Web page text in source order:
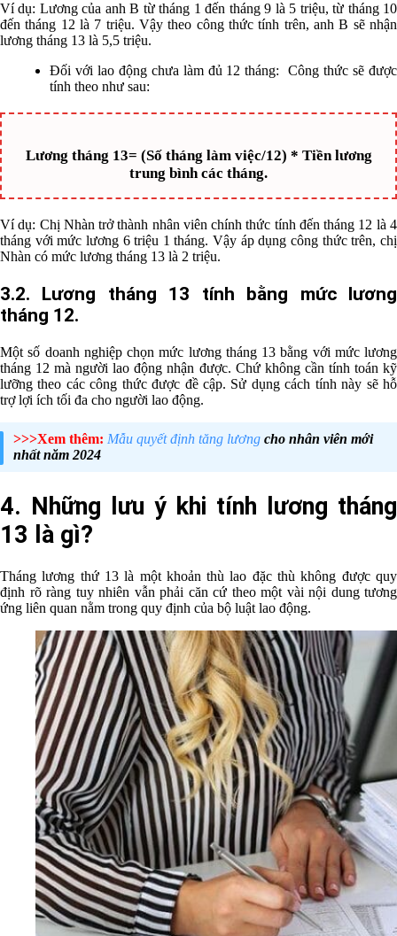
Ví dụ: Lương của anh B từ tháng 1 đến tháng 9 là 5 triệu, từ tháng 10
đến tháng 12 là 7 triệu. Vậy theo công thức tính trên, anh B sẽ nhận
lương tháng 13 là 5,5 triệu.
Đối với lao động chưa làm đủ 12 tháng: Công thức sẽ được
tính theo như sau:
Lương tháng 13= (Số tháng làm việc/12) * Tiền lương
trung bình các tháng.
Ví dụ: Chị Nhàn trở thành nhân viên chính thức tính đến tháng 12 là 4
tháng với mức lương 6 triệu 1 tháng. Vậy áp dụng công thức trên, chị
Nhàn có mức lương tháng 13 là 2 triệu.
3.2. Lương tháng 13 tính bằng mức lương
tháng 12.
Một số doanh nghiệp chọn mức lương tháng 13 bằng với mức lương
tháng 12 mà người lao động nhận được. Chứ không cần tính toán kỹ
lưỡng theo các công thức được đề cập. Sử dụng cách tính này sẽ hỗ
trợ lợi ích tối đa cho người lao động.
>>>Xem thêm: Mẫu quyết định tăng lương cho nhân viên mới
nhất năm 2024
4. Những lưu ý khi tính lương tháng
13 là gì?
Tháng lương thứ 13 là một khoản thù lao đặc thù không được quy
định rõ ràng tuy nhiên vẫn phải căn cứ theo một vài nội dung tương
ứng liên quan nằm trong quy định của bộ luật lao động.